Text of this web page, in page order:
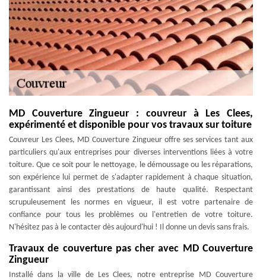
MD Couverture Zingueur : couvreur à Les Clees,
expérimenté et disponible pour vos travaux sur toiture
Couvreur Les Clees, MD Couverture Zingueur offre ses services tant aux
particuliers qu'aux entreprises pour diverses interventions liées à votre
toiture. Que ce soit pour le nettoyage, le démoussage ou les réparations,
son expérience lui permet de s'adapter rapidement à chaque situation,
garantissant ainsi des prestations de haute qualité. Respectant
scrupuleusement les normes en vigueur, il est votre partenaire de
confiance pour tous les problèmes ou l'entretien de votre toiture.
N'hésitez pas à le contacter dès aujourd'hui ! Il donne un devis sans frais.
Travaux de couverture pas cher avec MD Couverture
Zingueur
Installé dans la ville de Les Clees, notre entreprise MD Couverture